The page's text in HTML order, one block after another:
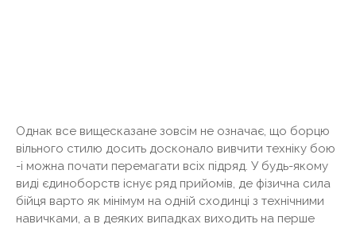
Однак все вищесказане зовсім не означає, що борцю
вільного стилю досить досконало вивчити техніку бою
-і можна почати перемагати всіх підряд. У будь-якому
виді єдиноборств існує ряд прийомів, де фізична сила
бійця варто як мінімум на одній сходинці з технічними
навичками, а в деяких випадках виходить на перше